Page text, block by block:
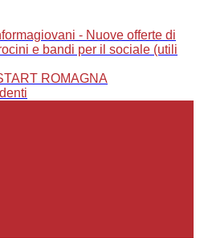
- Nuove offerte di
e bandi per il sociale (utili
ROMAGNA